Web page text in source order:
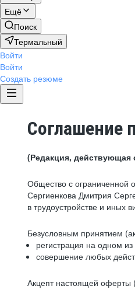
Ещё
Поиск
Термальный
Войти
Войти
Создать резюме
Соглашение
(Редакция, действующая
Общество с ограниченной
Сергиенкова Дмитрия
в трудоустройстве и иных
Безусловным принятием
регистрация на одном
совершение любых
Акцепт настоящей оферты